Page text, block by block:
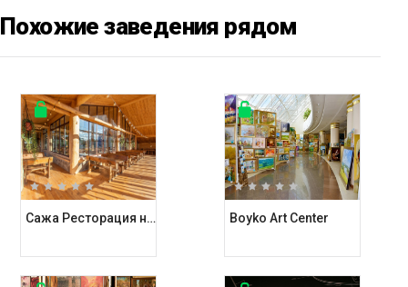
Похожие заведения рядом
Сажа Ресторация на углях Boyko Art Center